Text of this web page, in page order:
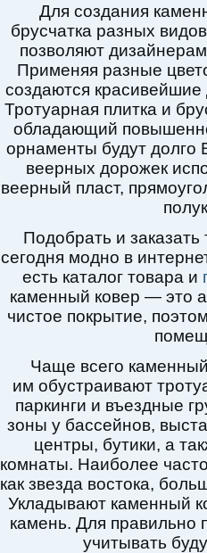
Для создания
брусчатка разных
позволяют
Применяя разные
создаются
Тротуарная плитка и
обладающий
орнаменты будут долго
веерных дорожек
веерный пласт,
Подобрать и заказать
сегодня модно в
есть каталог товара и
каменный ковер — это
чистое покрытие,
Чаще всего каменный
им обустраивают
паркинги и въездные
зоны у бассейнов,
центры, бутики, а
комнаты. Наиболее
как звезда востока,
Укладывают каменный
камень. Для правильно
учитывать